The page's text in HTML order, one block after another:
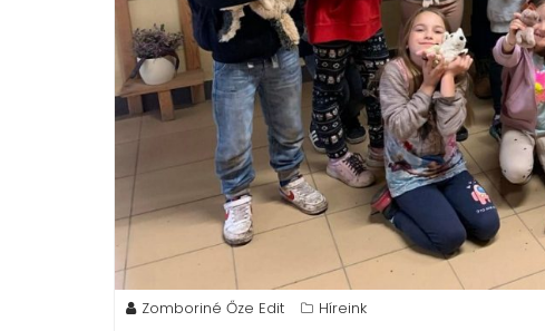
Zomboriné Őze Edit Híreink